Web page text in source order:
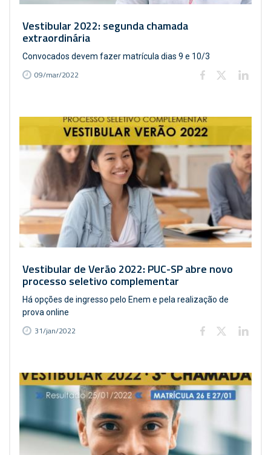
Vestibular 2022: segunda chamada
extraordinária
Convocados devem fazer matrícula dias 9 e 10/3
09/mar/2022
Vestibular de Verão 2022: PUC-SP abre novo
processo seletivo complementar
Há opções de ingresso pelo Enem e pela realização de
prova online
31/jan/2022